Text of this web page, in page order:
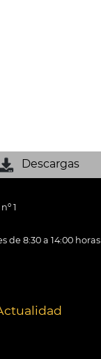
Descargas
1
de 8:30 a 14:00 horas